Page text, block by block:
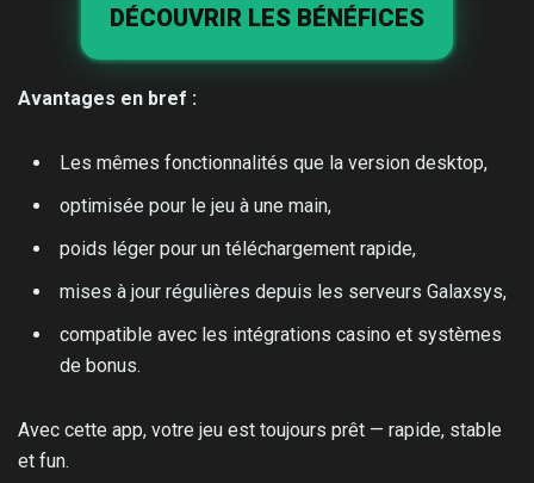
DÉCOUVRIR LES BÉNÉFICES
Avantages en bref :
Les mêmes fonctionnalités que la version desktop,
optimisée pour le jeu à une main,
poids léger pour un téléchargement rapide,
mises à jour régulières depuis les serveurs Galaxsys,
compatible avec les intégrations casino et systèmes
de bonus.
Avec cette app, votre jeu est toujours prêt — rapide, stable
et fun.